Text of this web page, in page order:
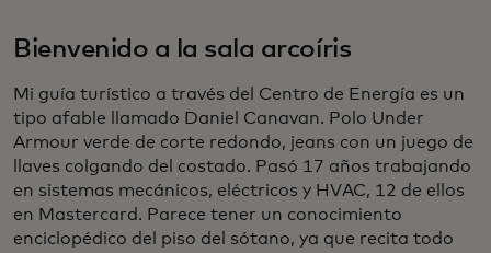
Bienvenido a la sala arcoíris
Mi guía turístico a través del Centro de Energía es un
tipo afable llamado Daniel Canavan. Polo Under
Armour verde de corte redondo, jeans con un juego de
llaves colgando del costado. Pasó 17 años trabajando
en sistemas mecánicos, eléctricos y HVAC, 12 de ellos
en Mastercard. Parece tener un conocimiento
enciclopédico del piso del sótano, ya que recita todo